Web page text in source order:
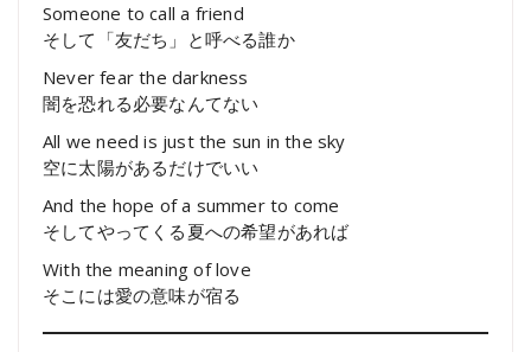
Someone to call a friend
そして「友だち」と呼べる誰か
Never fear the darkness
闇を恐れる必要なんてない
All we need is just the sun in the sky
空に太陽があるだけでいい
And the hope of a summer to come
そしてやってくる夏への希望があれば
With the meaning of love
そこには愛の意味が宿る